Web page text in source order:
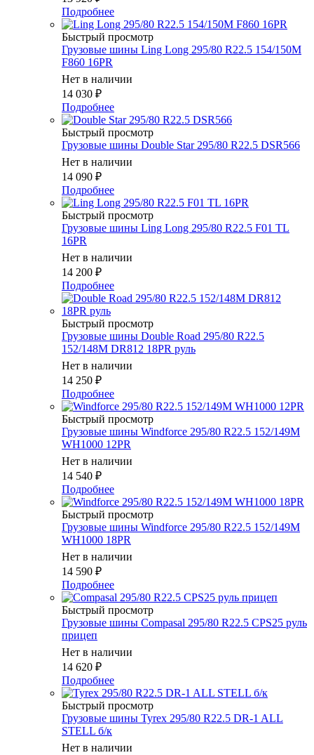
Подробнее
Быстрый просмотр
Грузовые шины Ling Long 295/80 R22.5 154/150M
F860 16PR
Нет в наличии
14 030 ₽
Подробнее
Быстрый просмотр
Грузовые шины Double Star 295/80 R22.5 DSR566
Нет в наличии
14 090 ₽
Подробнее
Быстрый просмотр
Грузовые шины Ling Long 295/80 R22.5 F01 TL
16PR
Нет в наличии
14 200 ₽
Подробнее
Быстрый просмотр
Грузовые шины Double Road 295/80 R22.5
152/148M DR812 18PR руль
Нет в наличии
14 250 ₽
Подробнее
Быстрый просмотр
Грузовые шины Windforce 295/80 R22.5 152/149M
WH1000 12PR
Нет в наличии
14 540 ₽
Подробнее
Быстрый просмотр
Грузовые шины Windforce 295/80 R22.5 152/149M
WH1000 18PR
Нет в наличии
14 590 ₽
Подробнее
Быстрый просмотр
Грузовые шины Compasal 295/80 R22.5 CPS25 руль
прицеп
Нет в наличии
14 620 ₽
Подробнее
Быстрый просмотр
Грузовые шины Tyrex 295/80 R22.5 DR-1 ALL
STELL б/к
Нет в наличии